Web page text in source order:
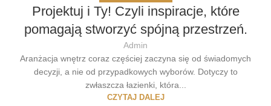
Projektuj i Ty! Czyli inspiracje, które
pomagają stworzyć spójną przestrzeń.
Admin
Aranżacja wnętrz coraz częściej zaczyna się od świadomych
decyzji, a nie od przypadkowych wyborów. Dotyczy to
zwłaszcza łazienki, która...
CZYTAJ DALEJ